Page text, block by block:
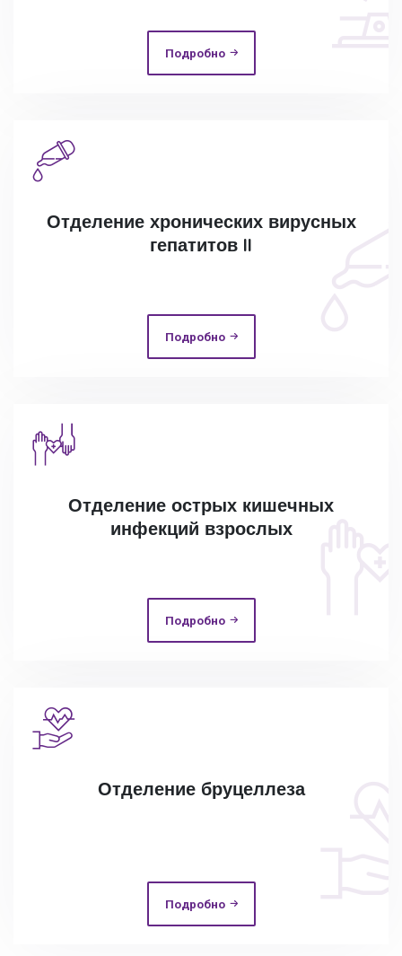
Подробно
Отделение хронических вирусных
гепатитов II
Подробно
Отделение острых кишечных
инфекций взрослых
Подробно
Отделение бруцеллеза
Подробно